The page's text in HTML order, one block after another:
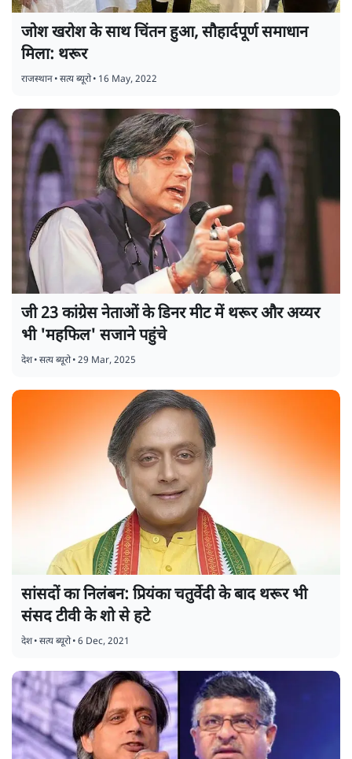
जोश खरोश के साथ चिंतन हुआ, सौहार्दपूर्ण समाधान
मिला: थरूर
राजस्थान•सत्य ब्यूरो• 16 May, 2022
जी 23 कांग्रेस नेताओं के डिनर मीट में थरूर और अय्यर
भी 'महफिल' सजाने पहुंचे
देश•सत्य ब्यूरो•29 Mar, 2025
सांसदों का निलंबन: प्रियंका चतुर्वेदी के बाद थरूर भी
संसद टीवी के शो से हटे
देश•सत्य ब्यूरो•6 Dec, 2021